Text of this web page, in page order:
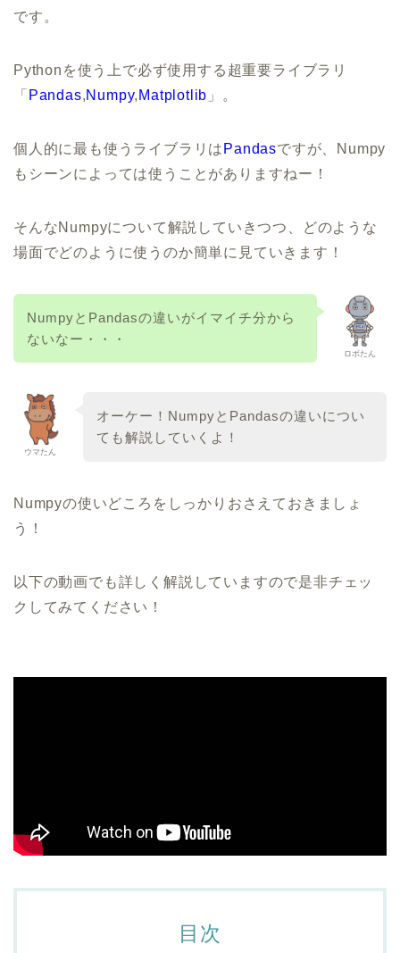
です。
Pythonを使う上で必ず使用する超重要ライブラリ
「 Pandas,Numpy, Matplotlib 」。
個人的に最も使うライブラリは Pandasですが、Numpy
もシーンによっては使うことがありますねー！
そんなNumpyについて解説していきつつ、どのような
場面でどのように使うのか簡単に見ていきます！
ロボたん
NumpyとPandasの違いがイマイチ分から
ないなー・・・
ウマたん
オーケー！NumpyとPandasの違いについ
ても解説していくよ！
Numpyの使いどころをしっかりおさえておきましょ
う！
以下の動画でも詳しく解説していますので是非チェッ
クしてみてください！
目次